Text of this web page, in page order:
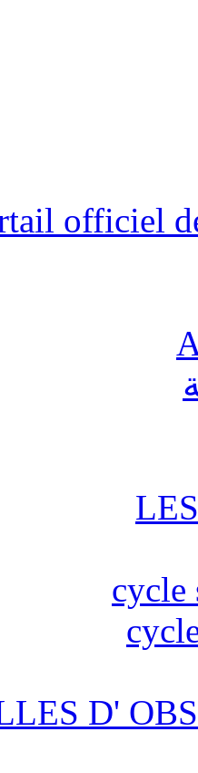
officiel
cycle
D'